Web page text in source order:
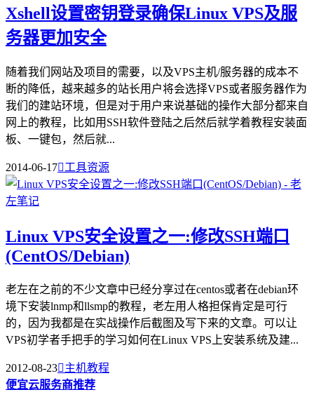
Xshell设置密钥登录确保Linux VPS及服
务器更加安全
随着我们网站及项目的需要，以及VPS主机/服务器的成本不
断的降低，越来越多的站长用户将会选择VPS或者服务器作为
我们的建站环境，但是对于用户来说基础的操作大部分都来自
网上的教程，比如用SSH软件登陆之后然后就学着教程安装面
板、一键包，然后就...
2014-06-17工具资源
Linux VPS安全设置之一:修改SSH端口
(CentOS/Debian)
老左在之前的不少文章中已经分享过在centos或者在debian环
境下安装lnmp和llsmp的教程，老左用人格担保肯定是可行
的，因为我都是在实战操作后截图及写下来的文章。可以让
VPS初学者手把手的学习如何在Linux VPS上安装系统及建...
2012-08-23主机教程
便宜云服务商推荐